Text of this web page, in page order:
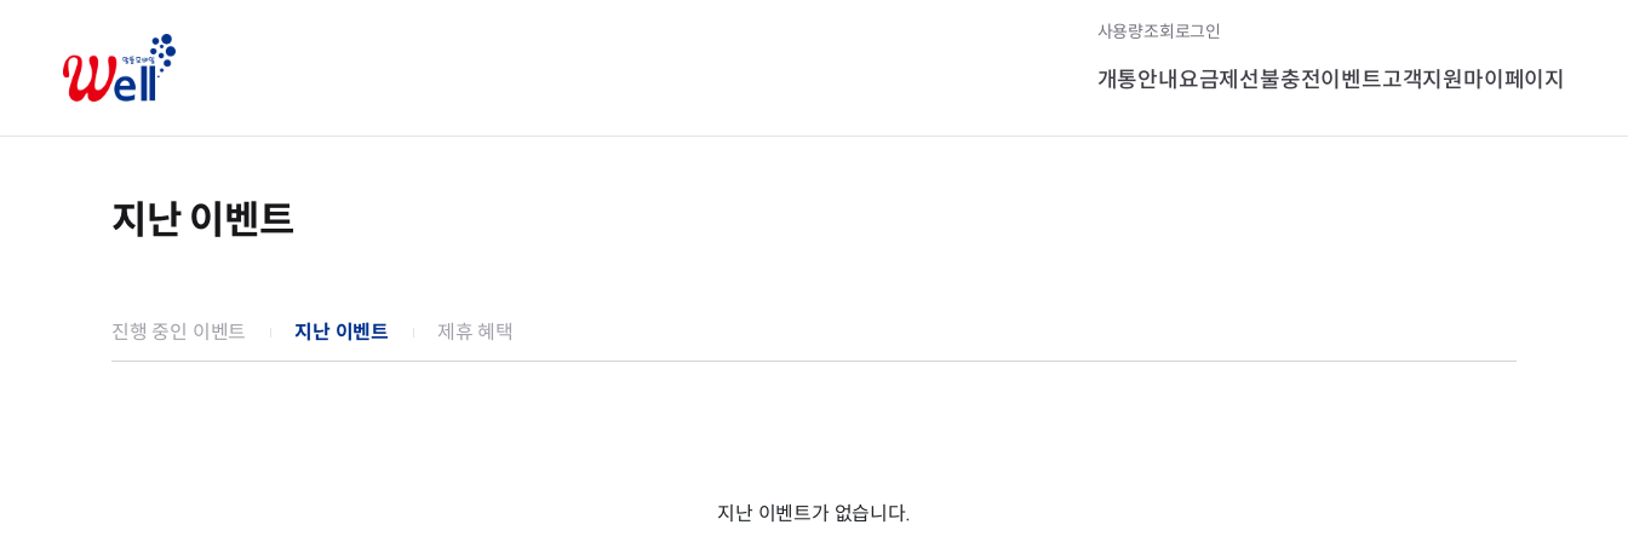
사용량조회로그인
개통안내 요금제 선불충전이벤트고객지원마이페이지
지난 이벤트
진행 중인 이벤트 지난 이벤트 제휴 혜택
지난 이벤트가 없습니다.